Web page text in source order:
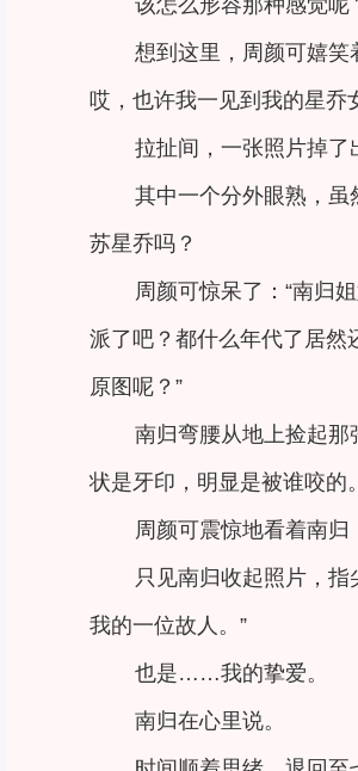
想到这里，周颜可嬉笑
哎，也许我一见到我的星乔
拉扯间，一张照片掉
其中一个分外眼熟，
苏星乔吗？
周颜可惊呆了：“南归
派了吧？都什么年代了居
原图呢？”
南归弯腰从地上捡起
状是牙印，明显是被谁咬的。
周颜可震惊地看着南
只见南归收起照片，
我的一位故人。”
也是……我的挚爱。
南归在心里说。